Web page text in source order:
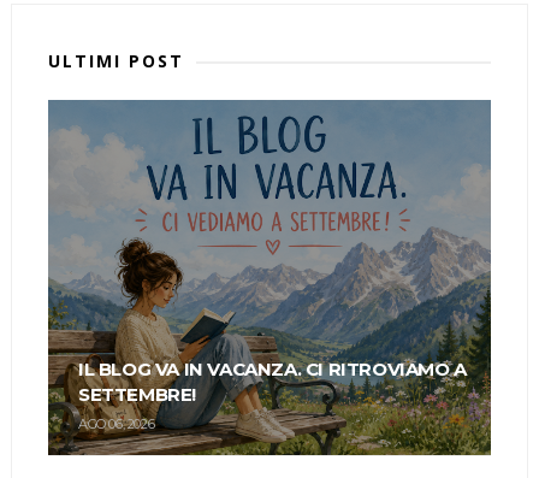
ULTIMI POST
IL BLOG VA IN VACANZA. CI RITROVIAMO A
SETTEMBRE!
AGO 06, 2026